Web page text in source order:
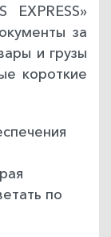
за
и грузы
короткие
по